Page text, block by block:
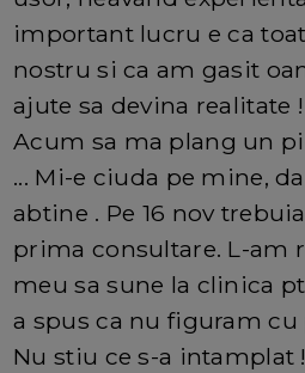
important lucru e ca
nostru si ca am gasit
ajute sa devina realitate
Acum sa ma plang un
... Mi-e ciuda pe mine,
abtine . Pe 16 nov
prima consultare. L-am
meu sa sune la clinica
a spus ca nu figuram
Nu stiu ce s-a intamplat